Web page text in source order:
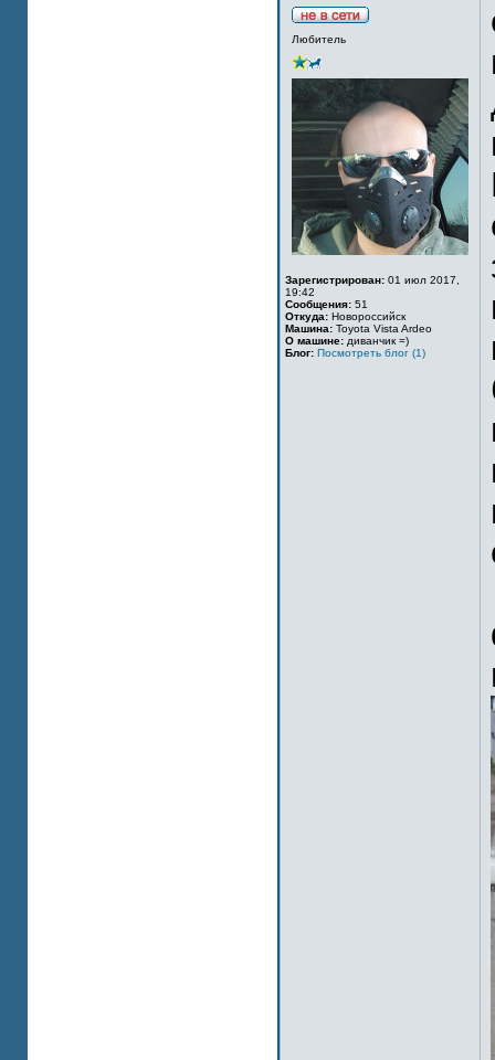
Любитель
Зарегистрирован: 01 июл 2017,
19:42
Сообщения: 51
Откуда: Новороссийск
Машина: Toyota Vista Ardeo
О машине: диванчик =)
Блог: Посмотреть блог (1)